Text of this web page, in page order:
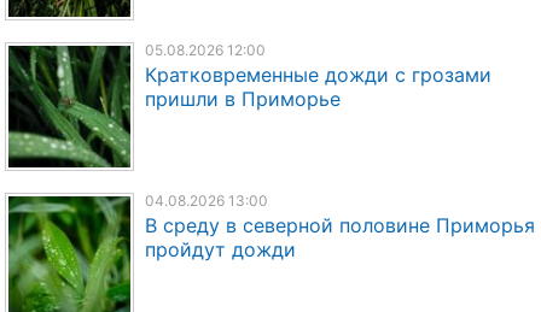
05.08.2026 12:00
Кратковременные дожди с грозами
пришли в Приморье
04.08.2026 13:00
В среду в северной половине Приморья
пройдут дожди